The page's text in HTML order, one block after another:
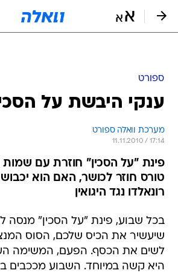
ספורט
ענקי היבשת על
מערכת וואלה ספורט
11.11.2010 / 17:14
פינת "על הסכין" חוזרת עם שמות
טורס חוזר לכושר, האם הוא
רונאלדו נגד היגואין
בכל שבוע, פינת "על הסכין" מנסה
שיעשיר את הכיס שלכם, הסוס
לשים את הכסף. הפעם, המשימה
היא קשה במיוחד. השבוע מככבים